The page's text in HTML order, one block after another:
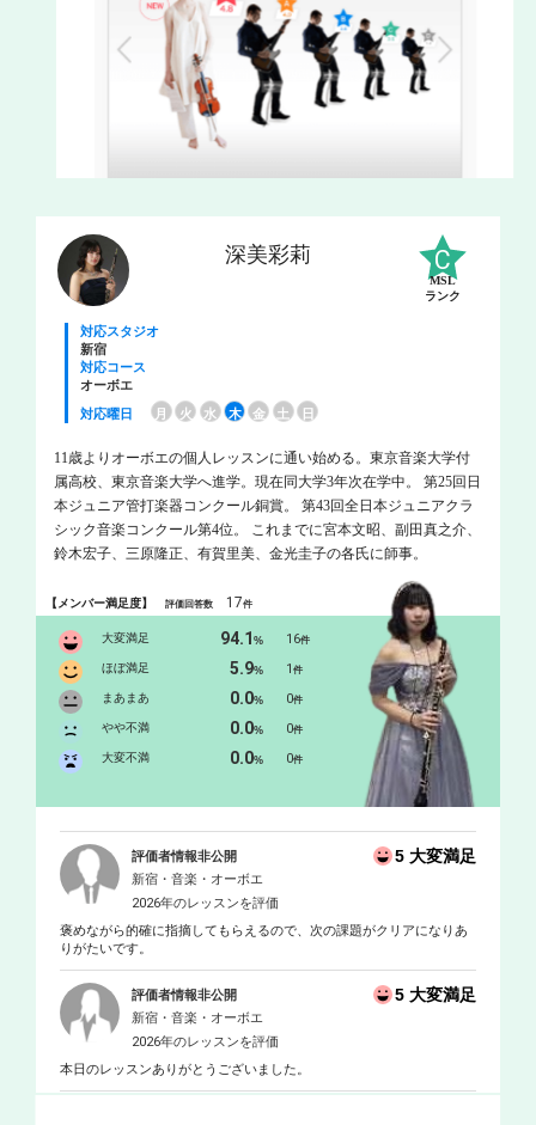
深美彩莉
MSL
ランク
対応スタジオ
新宿
対応コース
オーボエ
対応曜日
月 火 水 木 金 土 日
11歳よりオーボエの個人レッスンに通い始める。東京音楽大学付
属高校、東京音楽大学へ進学。現在同大学3年次在学中。 第25回日
本ジュニア管打楽器コンクール銅賞。 第43回全日本ジュニアクラ
シック音楽コンクール第4位。 これまでに宮本文昭、副田真之介、
鈴木宏子、三原隆正、有賀里美、金光圭子の各氏に師事。
【メンバー満足度】評価回答数 17件
大変満足 94.1% 16件
ほぼ満足 5.9% 1件
まあまあ 0.0% 0件
やや不満 0.0% 0件
大変不満 0.0% 0件
評価者情報非公開 5 大変満足
新宿・音楽・オーボエ
2026年のレッスンを評価
褒めながら的確に指摘してもらえるので、次の課題がクリアになりあ
りがたいです。
評価者情報非公開 5 大変満足
新宿・音楽・オーボエ
2026年のレッスンを評価
本日のレッスンありがとうございました。